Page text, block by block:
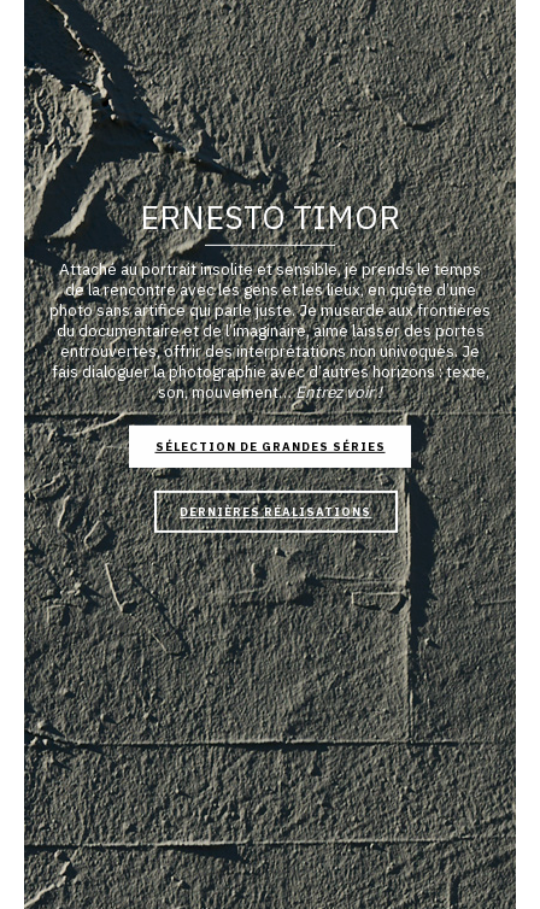
ERNESTO TIMOR
Attaché au portrait insolite et sensible, je prends le temps
de la rencontre avec les gens et les lieux, en quête d’une
photo sans artifice qui parle juste. Je musarde aux frontières
du documentaire et de l’imaginaire, aime laisser des portes
entrouvertes, offrir des interprétations non univoques. Je
fais dialoguer la photographie avec d’autres horizons : texte,
son, mouvement…Entrez voir !
SÉLECTION DE GRANDES SÉRIES
DERNIÈRES RÉALISATIONS